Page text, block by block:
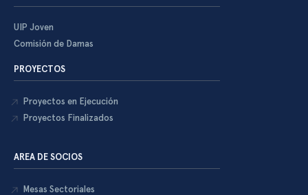
UIP Joven
Comisión de Damas
PROYECTOS
Proyectos en Ejecución
Proyectos Finalizados
AREA DE SOCIOS
Mesas Sectoriales